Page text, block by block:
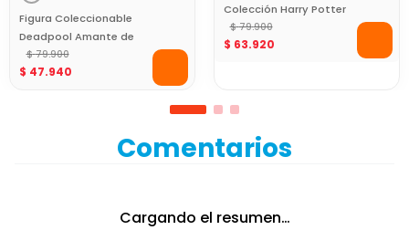
Figura Coleccionable
Deadpool Amante de
Gatos Marvel 10 cm
$ 79.900
$ 47.940
Colección Harry Potter
$ 79.900
$ 63.920
Comentarios
Cargando el resumen…